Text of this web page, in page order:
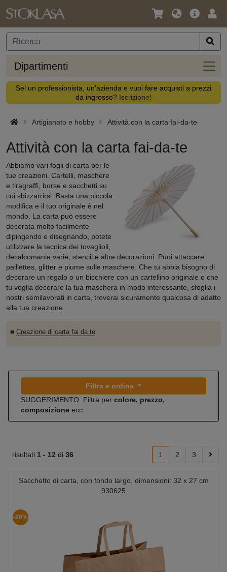
Lingua
Valuta
Offerta
Dipartimenti
Sei un professionista, un'azienda e vuoi fare acquisti a prezzi
da ingrosso? Iscrizione!
Artigianato e hobby Attività con la carta fai-da-te
Attività con la carta fai-da-te
Abbiamo vari fogli di carta per le
tue creazioni. Cartelli, maschere
e tiragraffi, borse e sacchetti su
cui sbizzarrirsi. Basta una piccola
modifica e il tuo originale è nel
mondo. La carta può essere
decorata molto facilmente
dipingendo e disegnando, potete
utilizzare la tecnica dei tovaglioli,
decalcomanie varie, stencil e altre decorazioni. Puoi attaccare
paillettes, glitter e piume sulle maschere. Che tu abbia bisogno di
decorare un regalo o un bicchiere con un cartellino originale o che
tu voglia decorare la tua maschera in modo interessante, sfoglia i
nostri semilavorati in carta, troverai sicuramente qualcosa di adatto
alla tua creazione.
■ Creazione di carta fai da te
Filtra e ordina
SUGGERIMENTO: Filtra per colore, prezzo,
composizione ecc.
risultati 1 - 12 di 36 1 2 3
Sacchetto di carta, con fondo largo, dimensioni: 32 x 27 cm
930625
-20%